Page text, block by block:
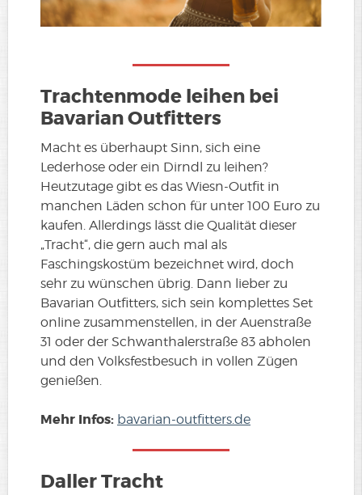
Trachtenmode leihen bei
Bavarian Outfitters
Macht es überhaupt Sinn, sich eine
Lederhose oder ein Dirndl zu leihen?
Heutzutage gibt es das Wiesn-Outfit in
manchen Läden schon für unter 100 Euro zu
kaufen. Allerdings lässt die Qualität dieser
„Tracht“, die gern auch mal als
Faschingskostüm bezeichnet wird, doch
sehr zu wünschen übrig. Dann lieber zu
Bavarian Outfitters, sich sein komplettes Set
online zusammenstellen, in der Auenstraße
31 oder der Schwanthalerstraße 83 abholen
und den Volksfestbesuch in vollen Zügen
genießen.
Mehr Infos: bavarian-outfitters.de
Daller Tracht